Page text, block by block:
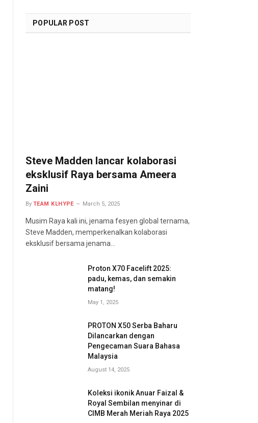
POPULAR POST
Steve Madden lancar kolaborasi
eksklusif Raya bersama Ameera
Zaini
By TEAM KLHYPE March 5, 2025
Musim Raya kali ini, jenama fesyen global ternama,
Steve Madden, memperkenalkan kolaborasi
eksklusif bersama jenama…
Proton X70 Facelift 2025:
padu, kemas, dan semakin
matang!
May 1, 2025
PROTON X50 Serba Baharu
Dilancarkan dengan
Pengecaman Suara Bahasa
Malaysia
August 14, 2025
Koleksi ikonik Anuar Faizal &
Royal Sembilan menyinar di
CIMB Merah Meriah Raya 2025